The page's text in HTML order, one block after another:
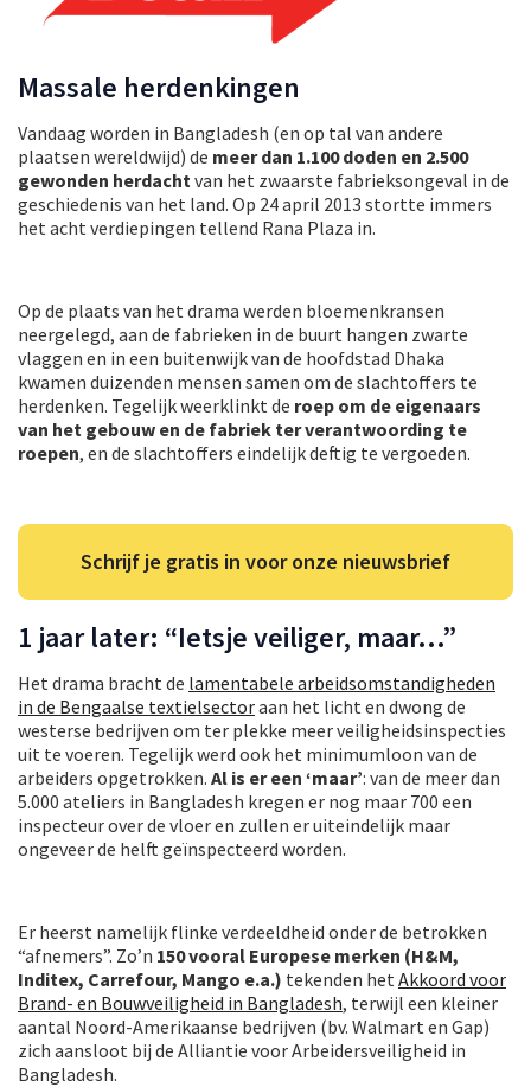
Massale herdenkingen
Vandaag worden in Bangladesh (en op tal van andere
plaatsen wereldwijd) de meer dan 1.100 doden en 2.500
gewonden herdacht van het zwaarste fabrieksongeval in de
geschiedenis van het land. Op 24 april 2013 stortte immers
het acht verdiepingen tellend Rana Plaza in.
Op de plaats van het drama werden bloemenkransen
neergelegd, aan de fabrieken in de buurt hangen zwarte
vlaggen en in een buitenwijk van de hoofdstad Dhaka
kwamen duizenden mensen samen om de slachtoffers te
herdenken. Tegelijk weerklinkt de roep om de eigenaars
van het gebouw en de fabriek ter verantwoording te
roepen, en de slachtoffers eindelijk deftig te vergoeden.
Schrijf je gratis in voor onze nieuwsbrief
1 jaar later: “Ietsje veiliger, maar…”
Het drama bracht de lamentabele arbeidsomstandigheden
in de Bengaalse textielsectoraan het licht en dwong de
westerse bedrijven om ter plekke meer veiligheidsinspecties
uit te voeren. Tegelijk werd ook het minimumloon van de
arbeiders opgetrokken. Al is er een ‘maar’: van de meer dan
5.000 ateliers in Bangladesh kregen er nog maar 700 een
inspecteur over de vloer en zullen er uiteindelijk maar
ongeveer de helft geïnspecteerd worden.
Er heerst namelijk flinke verdeeldheid onder de betrokken
“afnemers”. Zo’n 150 vooral Europese merken (H&M,
Inditex, Carrefour, Mango e.a.) tekenden het Akkoord voor
Brand- en Bouwveiligheid in Bangladesh, terwijl een kleiner
aantal Noord-Amerikaanse bedrijven (bv. Walmart en Gap)
zich aansloot bij de Alliantie voor Arbeidersveiligheid in
Bangladesh.